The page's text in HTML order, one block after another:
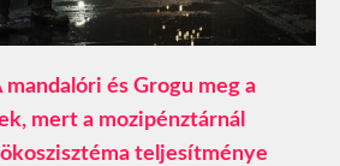
és Grogu meg a
mert a mozipénztárnál
teljesítménye